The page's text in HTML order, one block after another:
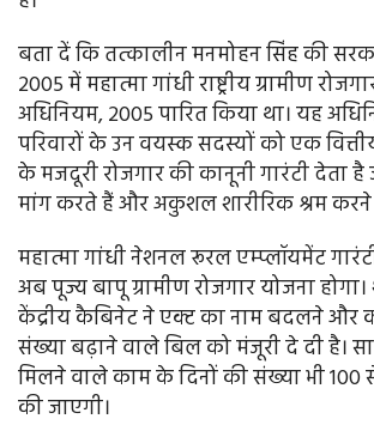
बता दें कि तत्कालीन मनमोहन सिंह की
2005 में महात्मा गांधी राष्ट्रीय ग्रामीण
अधिनियम, 2005 पारित किया था। यह
परिवारों के उन वयस्क सदस्यों को एक
के मजदूरी रोजगार की कानूनी गारंटी देता है
मांग करते हैं और अकुशल शारीरिक श्रम
महात्मा गांधी नेशनल रूरल एम्प्लॉयमेंट
अब पूज्य बापू ग्रामीण रोजगार योजना
केंद्रीय कैबिनेट ने एक्ट का नाम बदलने और
संख्या बढ़ाने वाले बिल को मंजूरी दे दी है।
मिलने वाले काम के दिनों की संख्या भी 100
की जाएगी।